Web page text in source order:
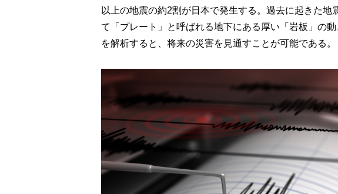
以上の地震の約2割が日本で発生する。 過去に起きた地
て「プレート」と呼ばれる地下にある厚い「岩板」の
を解析すると、将来の災害を見通すことが可能である。